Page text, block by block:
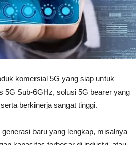
komersial 5G yang siap untuk
5G Sub-6GHz, solusi 5G bearer yang
berkinerja sangat tinggi.
baru yang lengkap, misalnya